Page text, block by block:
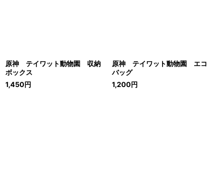
原神 テイワット動物園 収納
ボックス
1,450円
原神 テイワット動物園 エコ
バッグ
1,200円